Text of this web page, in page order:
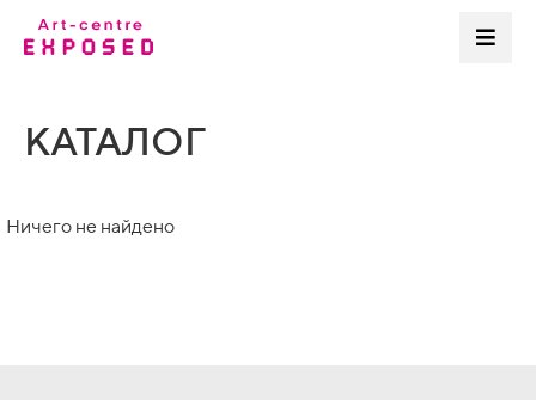
КАТАЛОГ
Ничего не найдено